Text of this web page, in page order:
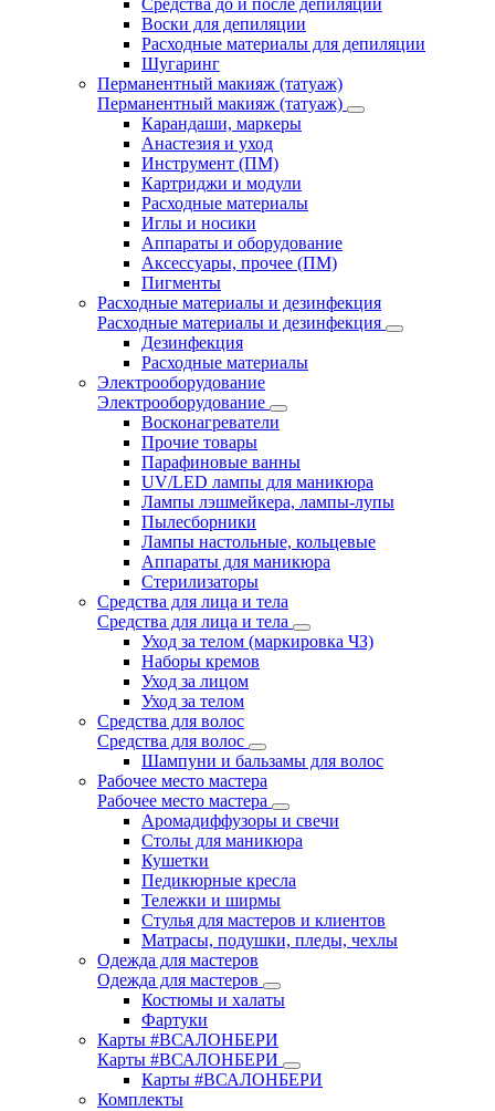
Средства до и после депиляции
Воски для депиляции
Расходные материалы для депиляции
Шугаринг
Перманентный макияж (татуаж)
Перманентный макияж (татуаж)
Карандаши, маркеры
Анастезия и уход
Инструмент (ПМ)
Картриджи и модули
Расходные материалы
Иглы и носики
Аппараты и оборудование
Аксессуары, прочее (ПМ)
Пигменты
Расходные материалы и дезинфекция
Расходные материалы и дезинфекция
Дезинфекция
Расходные материалы
Электрооборудование
Электрооборудование
Восконагреватели
Прочие товары
Парафиновые ванны
UV/LED лампы для маникюра
Лампы лэшмейкера, лампы-лупы
Пылесборники
Лампы настольные, кольцевые
Аппараты для маникюра
Стерилизаторы
Средства для лица и тела
Средства для лица и тела
Уход за телом (маркировка ЧЗ)
Наборы кремов
Уход за лицом
Уход за телом
Средства для волос
Средства для волос
Шампуни и бальзамы для волос
Рабочее место мастера
Рабочее место мастера
Аромадиффузоры и свечи
Столы для маникюра
Кушетки
Педикюрные кресла
Тележки и ширмы
Стулья для мастеров и клиентов
Матрасы, подушки, пледы, чехлы
Одежда для мастеров
Одежда для мастеров
Костюмы и халаты
Фартуки
Карты #ВСАЛОНБЕРИ
Карты #ВСАЛОНБЕРИ
Карты #ВСАЛОНБЕРИ
Комплекты